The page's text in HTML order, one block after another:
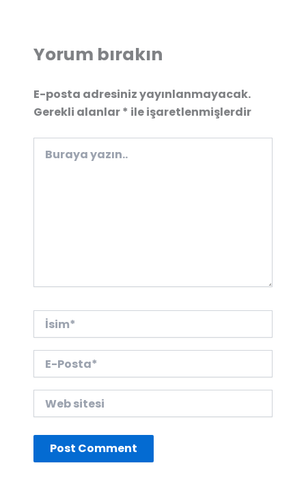
Yorum bırakın
E-posta adresiniz yayınlanmayacak.
Gerekli alanlar* ile işaretlenmişlerdir
yazın..
İsim*
Posta*
sitesi